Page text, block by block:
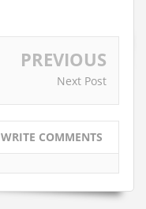
PREVIOUS
Next Post
WRITE COMMENTS